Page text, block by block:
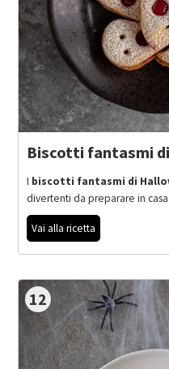
Biscotti fantasmi
I biscotti fantasmi di
divertenti da preparare in
Vai alla ricetta
12